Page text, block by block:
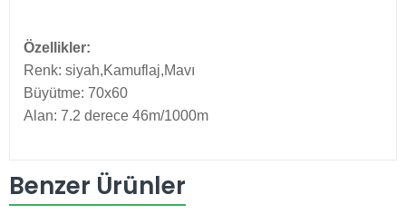
Özellikler:
Renk: siyah,Kamuflaj,Mavı
Büyütme: 70x60
Alan: 7.2 derece 46m/1000m
Katlanmamış boyutu: 104*92*35mm
Çıkış öğrenci çapı: 24mm
Benzer Ürünler